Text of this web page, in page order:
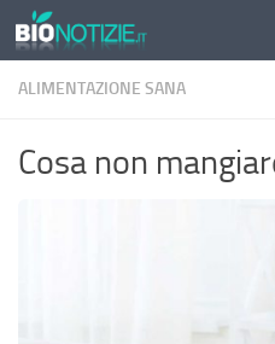
Sotto il contenuto
ALIMENTAZIONE SANA
Cosa non